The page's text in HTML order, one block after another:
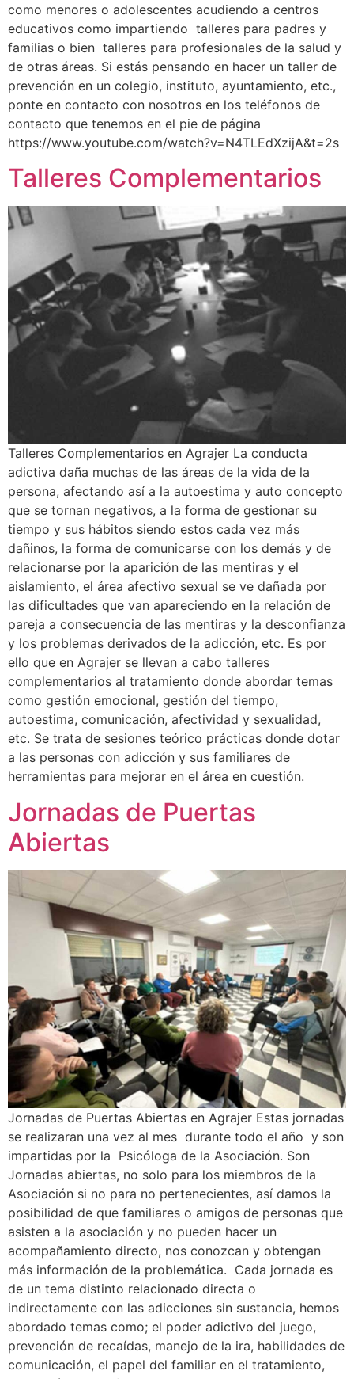
como menores o adolescentes acudiendo a centros
educativos como impartiendo talleres para padres y
familias o bien talleres para profesionales de la salud y
de otras áreas. Si estás pensando en hacer un taller de
prevención en un colegio, instituto, ayuntamiento, etc.,
ponte en contacto con nosotros en los teléfonos de
contacto que tenemos en el pie de página
https://www.youtube.com/watch?v=N4TLEdXzijA&t=2s
Talleres Complementarios
Talleres Complementarios en Agrajer La conducta
adictiva daña muchas de las áreas de la vida de la
persona, afectando así a la autoestima y auto concepto
que se tornan negativos, a la forma de gestionar su
tiempo y sus hábitos siendo estos cada vez más
dañinos, la forma de comunicarse con los demás y de
relacionarse por la aparición de las mentiras y el
aislamiento, el área afectivo sexual se ve dañada por
las dificultades que van apareciendo en la relación de
pareja a consecuencia de las mentiras y la desconfianza
y los problemas derivados de la adicción, etc. Es por
ello que en Agrajer se llevan a cabo talleres
complementarios al tratamiento donde abordar temas
como gestión emocional, gestión del tiempo,
autoestima, comunicación, afectividad y sexualidad,
etc. Se trata de sesiones teórico prácticas donde dotar
a las personas con adicción y sus familiares de
herramientas para mejorar en el área en cuestión.
Jornadas de Puertas
Abiertas
Jornadas de Puertas Abiertas en Agrajer Estas jornadas
se realizaran una vez al mes durante todo el año y son
impartidas por la Psicóloga de la Asociación. Son
Jornadas abiertas, no solo para los miembros de la
Asociación si no para no pertenecientes, así damos la
posibilidad de que familiares o amigos de personas que
asisten a la asociación y no pueden hacer un
acompañamiento directo, nos conozcan y obtengan
más información de la problemática. Cada jornada es
de un tema distinto relacionado directa o
indirectamente con las adicciones sin sustancia, hemos
abordado temas como; el poder adictivo del juego,
prevención de recaídas, manejo de la ira, habilidades de
comunicación, el papel del familiar en el tratamiento,